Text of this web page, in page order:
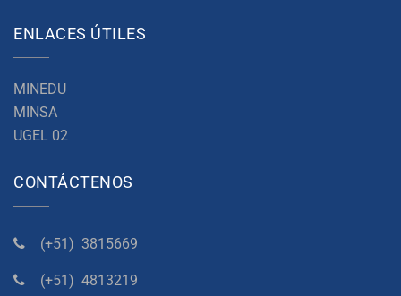
ENLACES ÚTILES
MINEDU
MINSA
UGEL 02
CONTÁCTENOS
(+51) 3815669
(+51) 4813219